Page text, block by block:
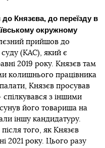
Князєва, до переїзду в
окружному
прийшов до
суду (КАС), який є
2019 року. Князєв там
колишнього працівника
Князєв просував
з іншими
його товариша на
іншу кандидатуру.
того, як Князєв
2021 року. Цього разу